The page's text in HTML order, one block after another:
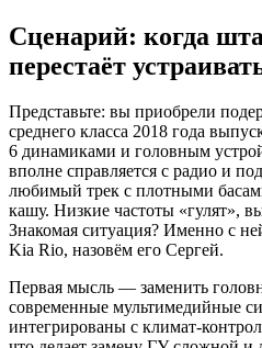
Сценарий: когда
перестаёт
Представьте: вы приобрели
среднего класса 2018 года
6 динамиками и головным
вполне справляется с радио и
любимый трек с плотными
кашу. Низкие частоты «гулят»,
Знакомая ситуация? Именно с
Kia Rio, назовём его Сергей.
Первая мысль — заменить
современные мультимедийные
интегрированы с климат-